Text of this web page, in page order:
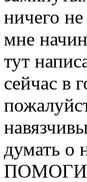
ничего не
мне
тут
сейчас в
думать